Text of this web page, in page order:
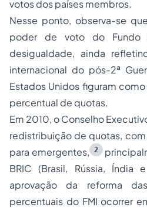
votos dos países membros.
Nesse ponto, observa-se
poder de voto do Fundo
desigualdade, ainda
internacional do pós-2ª
Estados Unidos figuram
percentual de quotas.
Em 2010, o Conselho
redistribuição de quotas,
para emergentes,
2
BRIC (Brasil, Rússia, Índia
aprovação da reforma
percentuais do FMI ocorrer